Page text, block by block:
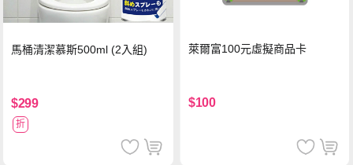
馬桶清潔慕斯500ml (2入組)
$299
折
萊爾富100元虛擬商品卡
$100